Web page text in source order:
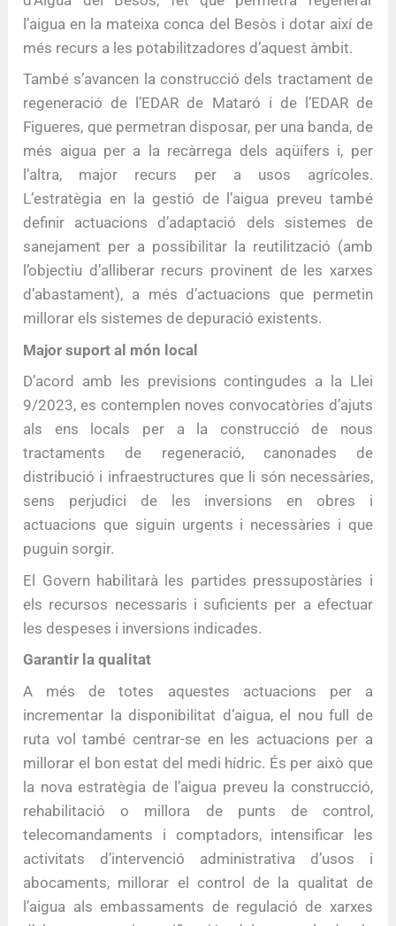
l’aigua en la mateixa conca del Besòs i dotar així de
més recurs a les potabilitzadores d’aquest àmbit.
També s’avancen la construcció dels tractament de
regeneració de l’EDAR de Mataró i de l’EDAR de
Figueres, que permetran disposar, per una banda, de
més aigua per a la recàrrega dels aqüífers i, per
l’altra, major recurs per a usos agrícoles.
L’estratègia en la gestió de l’aigua preveu també
definir actuacions d’adaptació dels sistemes de
sanejament per a possibilitar la reutilització (amb
l’objectiu d’alliberar recurs provinent de les xarxes
d’abastament), a més d’actuacions que permetin
millorar els sistemes de depuració existents.
Major suport al món local
D’acord amb les previsions contingudes a la Llei
9/2023, es contemplen noves convocatòries d’ajuts
als ens locals per a la construcció de nous
tractaments de regeneració, canonades de
distribució i infraestructures que li són necessàries,
sens perjudici de les inversions en obres i
actuacions que siguin urgents i necessàries i que
puguin sorgir.
El Govern habilitarà les partides pressupostàries i
els recursos necessaris i suficients per a efectuar
les despeses i inversions indicades.
Garantir la qualitat
A més de totes aquestes actuacions per a
incrementar la disponibilitat d’aigua, el nou full de
ruta vol també centrar-se en les actuacions per a
millorar el bon estat del medi hídric. És per això que
la nova estratègia de l’aigua preveu la construcció,
rehabilitació o millora de punts de control,
telecomandaments i comptadors, intensificar les
activitats d’intervenció administrativa d’usos i
abocaments, millorar el control de la qualitat de
l’aigua als embassaments de regulació de xarxes